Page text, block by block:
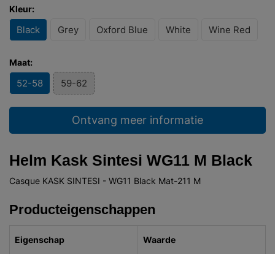
Kleur:
Black Grey Oxford Blue White Wine Red
Maat:
52-58 59-62
Ontvang meer informatie
Helm Kask Sintesi WG11 M Black
Casque KASK SINTESI - WG11 Black Mat-211 M
Producteigenschappen
Eigenschap Waarde